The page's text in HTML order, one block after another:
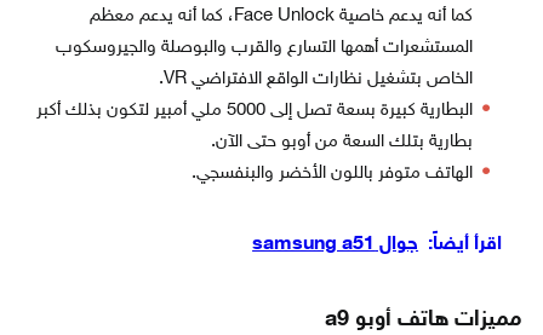
كما أنه يدعم خاصية Face Unlock، كما أنه يدعم معظم
المستشعرات أهمها التسارع والقرب والبوصلة والجيروسكوب
الخاص بتشغيل نظارات الواقع الافتراضي VR.
البطارية كبيرة بسعة تصل إلى 5000 ملي أمبير لتكون بذلك أكبر
بطارية بتلك السعة من أوبو حتى الآن.
الهاتف متوفر باللون الأخضر والبنفسجي.
اقرأ أيضاً: جوال samsung a51
مميزات هاتف أوبو a9